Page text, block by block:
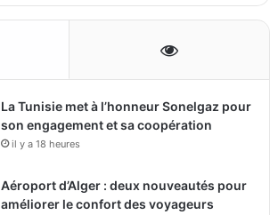
La Tunisie met à l’honneur Sonelgaz pour
son engagement et sa coopération
il y a 18 heures
Aéroport d’Alger : deux nouveautés pour
améliorer le confort des voyageurs